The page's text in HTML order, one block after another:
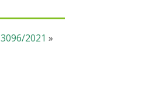
3096/2021 »